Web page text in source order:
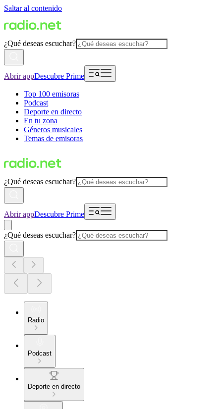
Saltar al contenido
¿Qué deseas escuchar?
Abrir appDescubre Prime
Top 100 emisoras
Podcast
Deporte en directo
En tu zona
Géneros musicales
Temas de emisoras
¿Qué deseas escuchar?
Abrir appDescubre Prime
¿Qué deseas escuchar?
Radio
Podcast
Deporte en directo